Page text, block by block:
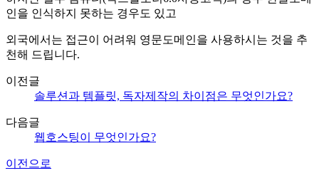
인을 인식하지 못하는 경우도 있고
외국에서는 접근이 어려워 영문도메인을 사용하시는 것을 추
천해 드립니다.
이전글
솔루션과 템플릿, 독자제작의 차이점은 무엇인가요?
다음글
웹호스팅이 무엇인가요?
이전으로